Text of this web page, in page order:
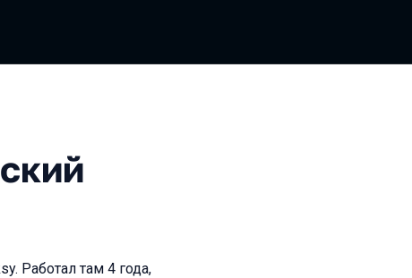
Работал там 4 года,